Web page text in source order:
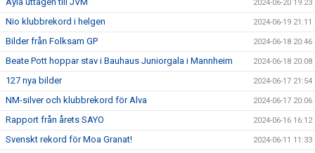
2024-06-20 19:23
Nio klubbrekord i helgen 2024-06-19 21:11
Bilder från Folksam GP 2024-06-18 20:46
Beate Pott hoppar stav i Bauhaus Juniorgala i Mannheim 2024-06-18 20:08
127 nya bilder 2024-06-17 21:54
NM-silver och klubbrekord för Alva 2024-06-17 20:06
Rapport från årets SAYO 2024-06-16 16:12
Svenskt rekord för Moa Granat! 2024-06-11 11:33